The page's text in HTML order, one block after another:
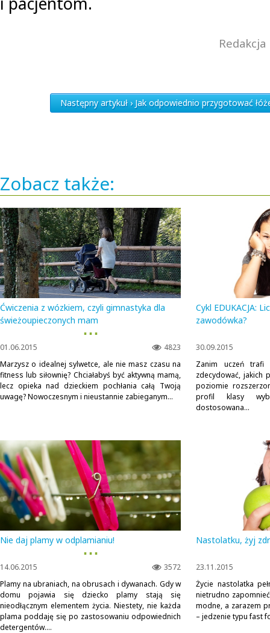
Następny artykuł › Jak odpowiednio przygotować
Zobacz także:
Ćwiczenia z wózkiem, czyli gimnastyka dla
świeżoupieczonych mam
▪ ▪ ▪
4823
01.06.2015
Marzysz o idealnej sylwetce, ale nie masz czasu na
fitness lub siłownię? Chciałabyś być aktywną mamą,
lecz opieka nad dzieckiem pochłania całą Twoją
uwagę? Nowoczesnym i nieustannie zabieganym...
Cykl EDUKACJA:
zawodówka?
30.09.2015
Zanim uczeń
zdecydować, jakich
poziomie
profil klasy
dostosowana...
Nie daj plamy w odplamianiu!
▪ ▪ ▪
3572
14.06.2015
Plamy na ubraniach, na obrusach i dywanach. Gdy w
domu pojawia się dziecko plamy stają się
nieodłącznym elementem życia. Niestety, nie każda
plama poddaję się po zastosowaniu odpowiednich
detergentów....
Nastolatku, żyj
23.11.2015
Życie nastolatka
nietrudno
modne, a zarazem
– jedzenie typu fast